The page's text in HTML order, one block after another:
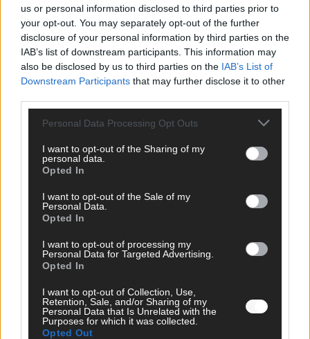
us or personal information disclosed to third parties prior to
your opt-out. You may separately opt-out of the further
disclosure of your personal information by third parties on the
IAB’s list of downstream participants. This information may
also be disclosed by us to third parties on the IAB’s List of
Downstream Participants that may further disclose it to other
Personal Data Processing Opt Outs
I want to opt-out of the Sharing of my
personal data.
Opted In
I want to opt-out of the Sale of my
Personal Data.
Opted In
I want to opt-out of processing my
Personal Data for Targeted Advertising.
Opted In
I want to opt-out of Collection, Use,
Retention, Sale, and/or Sharing of my
Personal Data that Is Unrelated with the
Purposes for which it was collected.
Opted Out
AD
FOLGE UNS BEI FACEBOOK